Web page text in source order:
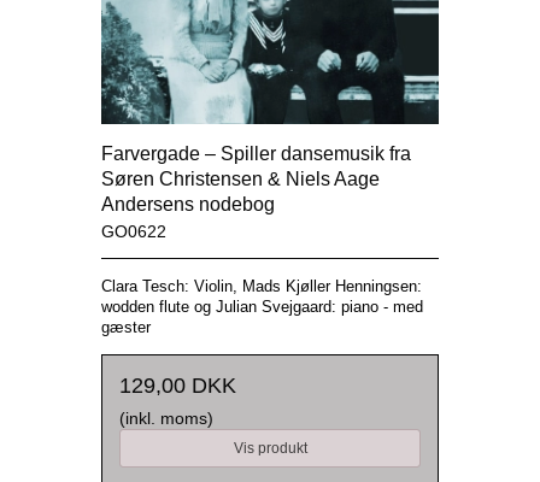
Farvergade – Spiller dansemusik fra
Søren Christensen & Niels Aage
Andersens nodebog
GO0622
Clara Tesch: Violin, Mads Kjøller Henningsen:
wodden flute og Julian Svejgaard: piano - med
gæster
129,00 DKK
(inkl. moms)
Vis produkt